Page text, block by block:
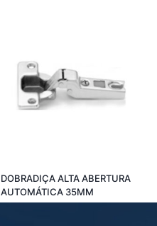
DOBRADIÇA ALTA ABERTURA
AUTOMÁTICA 35MM